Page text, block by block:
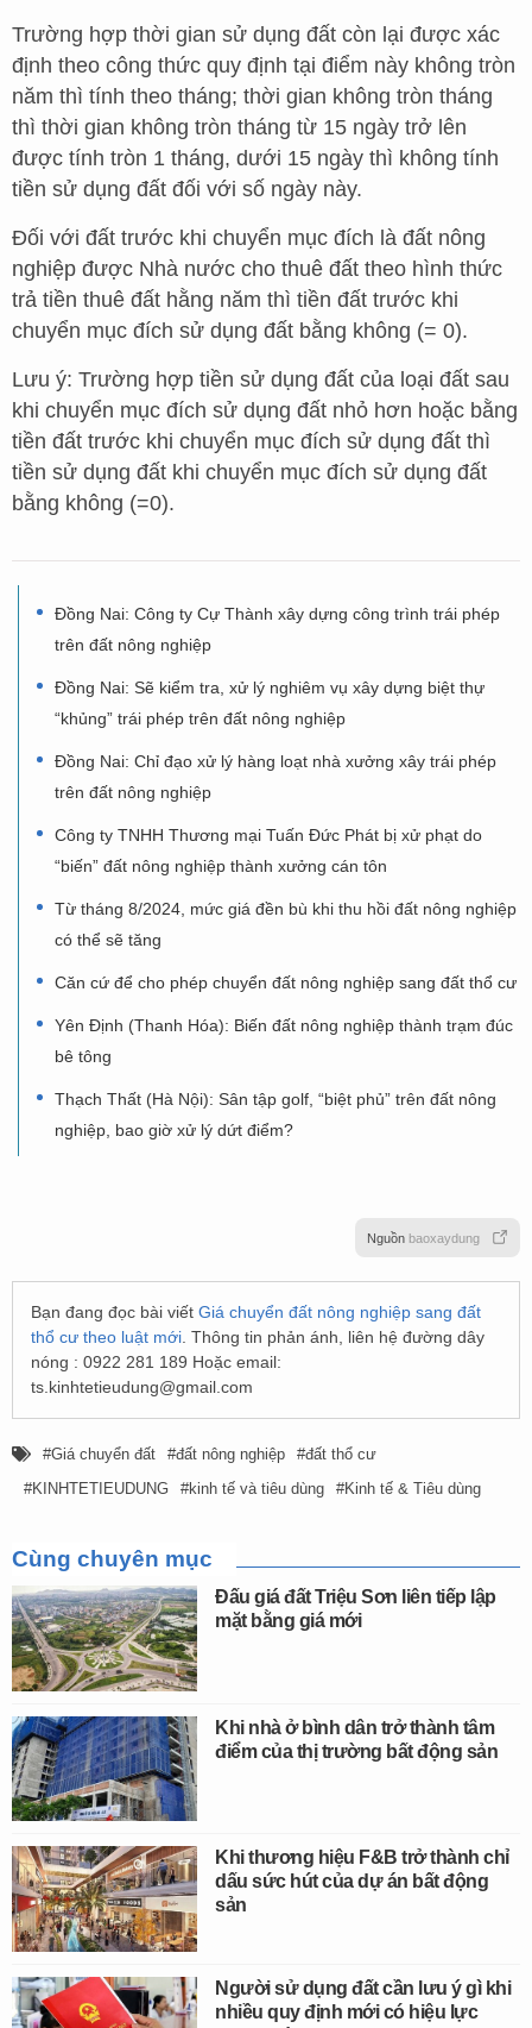
Trường hợp thời gian sử dụng đất còn lại được xác
định theo công thức quy định tại điểm này không tròn
năm thì tính theo tháng; thời gian không tròn tháng
thì thời gian không tròn tháng từ 15 ngày trở lên
được tính tròn 1 tháng, dưới 15 ngày thì không tính
tiền sử dụng đất đối với số ngày này.
Đối với đất trước khi chuyển mục đích là đất nông
nghiệp được Nhà nước cho thuê đất theo hình thức
trả tiền thuê đất hằng năm thì tiền đất trước khi
chuyển mục đích sử dụng đất bằng không (= 0).
Lưu ý: Trường hợp tiền sử dụng đất của loại đất sau
khi chuyển mục đích sử dụng đất nhỏ hơn hoặc bằng
tiền đất trước khi chuyển mục đích sử dụng đất thì
tiền sử dụng đất khi chuyển mục đích sử dụng đất
bằng không (=0).
Đồng Nai: Công ty Cự Thành xây dựng công trình trái phép
trên đất nông nghiệp
Đồng Nai: Sẽ kiểm tra, xử lý nghiêm vụ xây dựng biệt thự
“khủng” trái phép trên đất nông nghiệp
Đồng Nai: Chỉ đạo xử lý hàng loạt nhà xưởng xây trái phép
trên đất nông nghiệp
Công ty TNHH Thương mại Tuấn Đức Phát bị xử phạt do
“biến” đất nông nghiệp thành xưởng cán tôn
Từ tháng 8/2024, mức giá đền bù khi thu hồi đất nông nghiệp
có thể sẽ tăng
Căn cứ để cho phép chuyển đất nông nghiệp sang đất thổ cư
Yên Định (Thanh Hóa): Biến đất nông nghiệp thành trạm đúc
bê tông
Thạch Thất (Hà Nội): Sân tập golf, “biệt phủ” trên đất nông
nghiệp, bao giờ xử lý dứt điểm?
Nguồn baoxaydung
Bạn đang đọc bài viết Giá chuyển đất nông nghiệp sang đất
thổ cư theo luật mới. Thông tin phản ánh, liên hệ đường dây
nóng : 0922 281 189 Hoặc email:
ts.kinhtetieudung@gmail.com
Giá chuyển đất đất nông nghiệp
đất thổ cư
KINHTETIEUDUNG
kinh tế và tiêu dùng Kinh tế & Tiêu dùng
Cùng chuyên mục
Đấu giá đất Triệu Sơn liên tiếp lập
mặt bằng giá mới
Khi nhà ở bình dân trở thành tâm
điểm của thị trường bất động sản
Khi thương hiệu F&B trở thành chỉ
dấu sức hút của dự án bất động
sản
Người sử dụng đất cần lưu ý gì khi
nhiều quy định mới có hiệu lực